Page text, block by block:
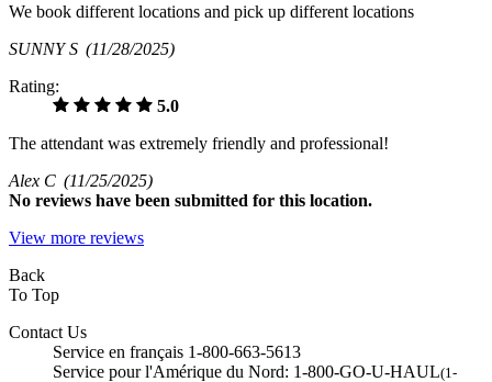
We book different locations and pick up different locations
SUNNY S (11/28/2025)
Rating:
5.0
The attendant was extremely friendly and professional!
Alex C (11/25/2025)
No reviews have been submitted for this location.
View more reviews
Back
To Top
Contact Us
Service en français 1-800-663-5613
Service pour l'Amérique du Nord: 1-800-GO-U-HAUL(1-